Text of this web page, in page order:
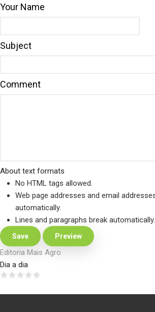
Your Name
Subject
Comment
About text formats
No HTML tags allowed.
Web page addresses and email
automatically.
Lines and paragraphs break automatically.
Editoria Mais Agro
Dia a dia